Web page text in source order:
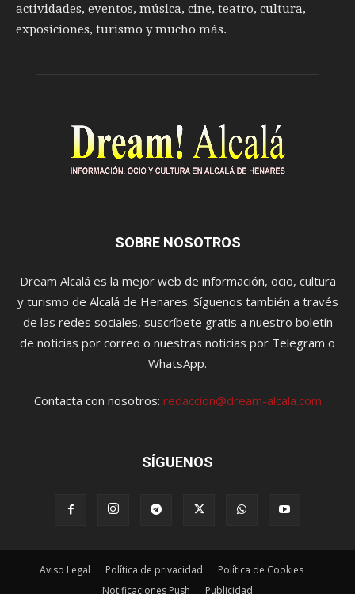
actividades, eventos, música, cine, teatro, cultura,
exposiciones, turismo y mucho más.
SOBRE NOSOTROS
Dream Alcalá es la mejor web de información, ocio, cultura
y turismo de Alcalá de Henares. Síguenos también a través
de las redes sociales, suscríbete gratis a nuestro boletín
de noticias por correo o nuestras noticias por Telegram o
WhatsApp.
Contacta con nosotros: redaccion@dream-alcala.com
SÍGUENOS
Aviso Legal Política de privacidad
Política de Cookies
Notificaciones Push
Publicidad